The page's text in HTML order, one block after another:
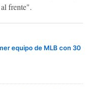
frente".
equipo de MLB con 30